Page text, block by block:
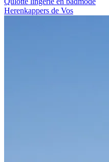
Herenkappers de Vos